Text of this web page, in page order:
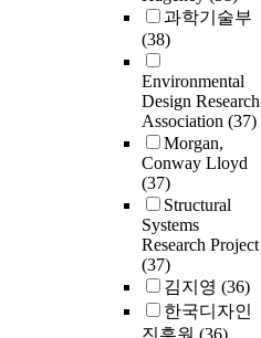
과학기술부
(38)
Environmental
Design Research
Association (37)
Morgan,
Conway Lloyd
(37)
Structural
Systems
Research Project
(37)
김지영 (36)
한국디자인